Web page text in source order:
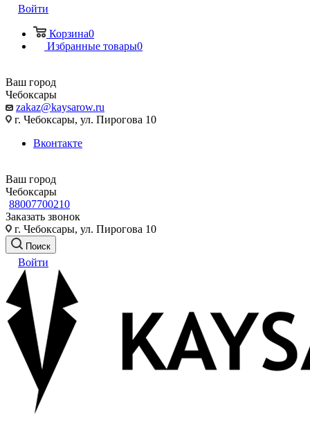
Войти
Корзина0
Избранные товары0
Ваш город
Чебоксары
zakaz@kaysarow.ru
г. Чебоксары, ул. Пирогова 10
Вконтакте
Ваш город
Чебоксары
88007700210
Заказать звонок
г. Чебоксары, ул. Пирогова 10
Поиск
Войти